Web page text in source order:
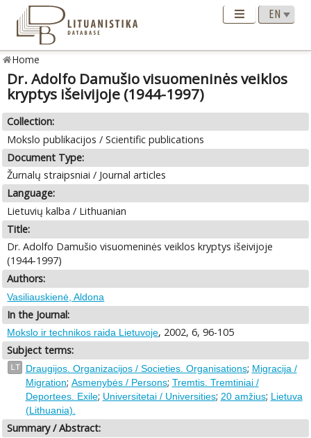
Home
Dr. Adolfo Damušio visuomeninės veiklos
kryptys išeivijoje (1944-1997)
Collection:
Mokslo publikacijos / Scientific publications
Document Type:
Žurnalų straipsniai / Journal articles
Language:
Lietuvių kalba / Lithuanian
Title:
Dr. Adolfo Damušio visuomeninės veiklos kryptys išeivijoje
(1944-1997)
Authors:
Vasiliauskienė, Aldona
In the Journal:
Mokslo ir technikos raida Lietuvoje, 2002, 6, 96-105
Subject terms:
LT Draugijos. Organizacijos / Societies. Organisations; Migracija /
Migration; Asmenybės / Persons; Tremtis. Tremtiniai /
Deportees. Exile; Universitetai / Universities; 20 amžius; Lietuva
(Lithuania).
Summary / Abstract: